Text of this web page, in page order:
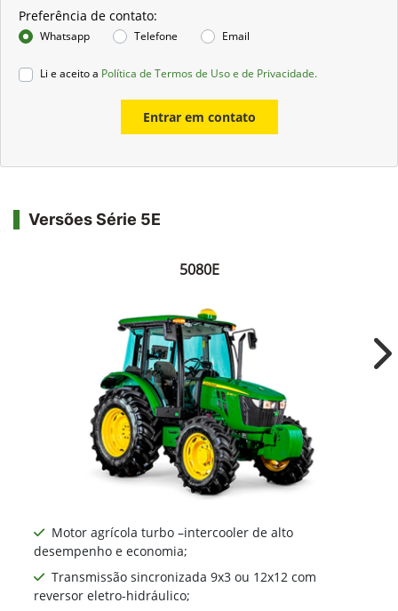
Preferência de contato:
Whatsapp Telefone Email
Li e aceito a Política de Termos de Uso e de Privacidade.
Entrar em contato
Versões Série 5E
5080E
Motor agrícola turbo –intercooler de alto
desempenho e economia;
Transmissão sincronizada 9x3 ou 12x12 com
reversor eletro-hidráulico;